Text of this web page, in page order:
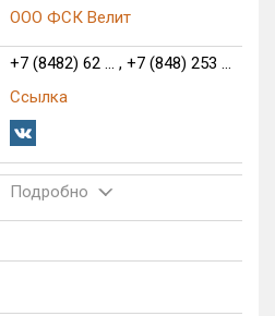
343 из 343
52 из 52
71 из 71
ООО ФСК Велит
+7 (8482) 62 ... , +7 (848) 253 ...
Ссылка
Подробно